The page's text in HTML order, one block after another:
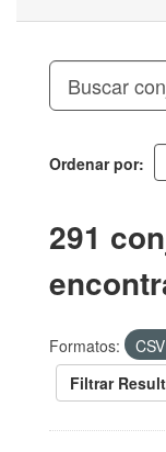
Ordenar por
291
Formatos: CSV
Filtrar